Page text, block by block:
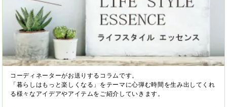
コーディネーターがお送りするコラムです。
「暮らしはもっと楽しくなる」をテーマに心弾む時間を生み出してくれ
る様々なアイデアやアイテムをご紹介していきます。